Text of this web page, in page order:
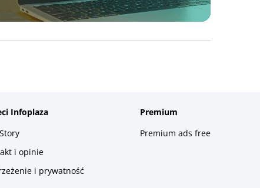
Infoplaza
i opinie
i prywatność
Premium
Premium ads free